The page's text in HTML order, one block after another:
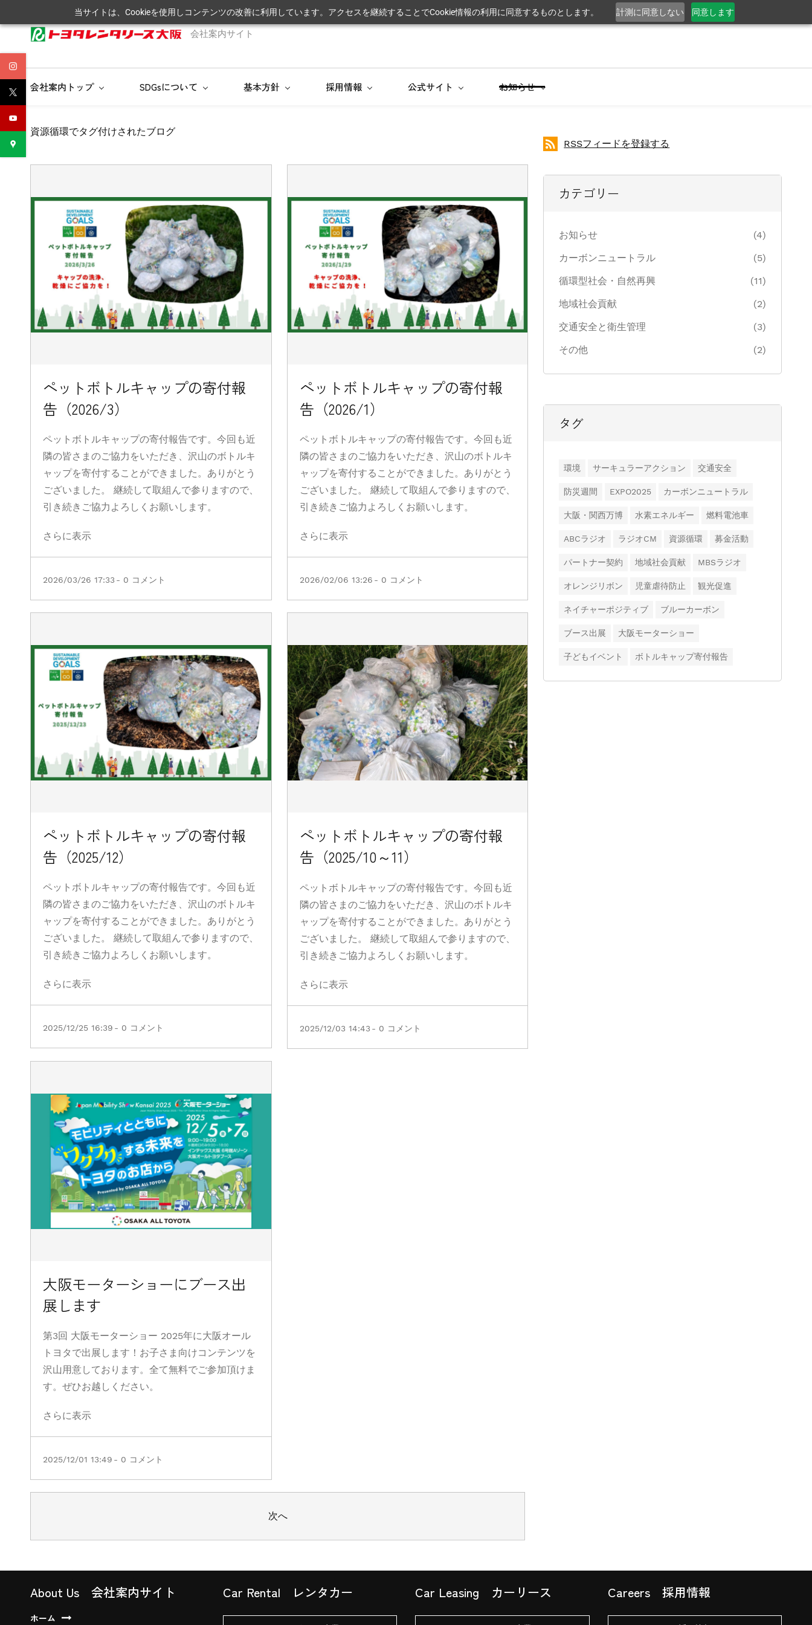
当サイトは、Cookieを使用しコンテンツの改善に利用しています。アクセスを継続することでCookie情報の利用に同意するものとします。 計測に同意しない 同意します
to
会社案内サイト
会社案内トップ SDGsについて 基本方針 採用情報 公式サイト お知らせ
資源循環でタグ付けされたブログ
ペットボトルキャップの寄付報
告（2026/3）
ペットボトルキャップの寄付報告です。今回も近
隣の皆さまのご協力をいただき、沢山のボトルキ
ャップを寄付することができました。ありがとう
ございました。 継続して取組んで参りますので、
引き続きご協力よろしくお願いします。
さらに表示
2026/03/26 17:33 - 0 コメント
ペットボトルキャップの寄付報
告（2026/1）
ペットボトルキャップの寄付報告です。今回も近
隣の皆さまのご協力をいただき、沢山のボトルキ
ャップを寄付することができました。ありがとう
ございました。 継続して取組んで参りますので、
引き続きご協力よろしくお願いします。
さらに表示
2026/02/06 13:26 - 0 コメント
ペットボトルキャップの寄付報
告（2025/12）
ペットボトルキャップの寄付報告です。今回も近
隣の皆さまのご協力をいただき、沢山のボトルキ
ャップを寄付することができました。ありがとう
ございました。 継続して取組んで参りますので、
引き続きご協力よろしくお願いします。
さらに表示
2025/12/25 16:39 - 0 コメント
ペットボトルキャップの寄付報
告（2025/10～11）
ペットボトルキャップの寄付報告です。今回も近
隣の皆さまのご協力をいただき、沢山のボトルキ
ャップを寄付することができました。ありがとう
ございました。 継続して取組んで参りますので、
引き続きご協力よろしくお願いします。
さらに表示
2025/12/03 14:43 - 0 コメント
大阪モーターショーにブース出
展します
第3回 大阪モーターショー 2025年に大阪オール
トヨタで出展します！お子さま向けコンテンツを
沢山用意しております。全て無料でご参加頂けま
す。ぜひお越しください。
さらに表示
2025/12/01 13:49 - 0 コメント
次へ
RSSフィードを登録する
カテゴリー
お知らせ
(4)
カーボンニュートラル
(5)
循環型社会・自然再興
(11)
地域社会貢献
(2)
交通安全と衛生管理
(3)
その他
(2)
タグ
環境 サーキュラーアクション 交通安全
防災週間 EXPO2025 カーボンニュートラル
大阪・関西万博 水素エネルギー 燃料電池車
ABCラジオ ラジオCM 資源循環 募金活動
パートナー契約 地域社会貢献 MBSラジオ
オレンジリボン 児童虐待防止 観光促進
ネイチャーポジティブ ブルーカーボン
ブース出展 大阪モーターショー
子どもイベント ボトルキャップ寄付報告
About Us 会社案内サイト
ホーム
Car Rental レンタカー Car Leasing カーリース Careers採用情報